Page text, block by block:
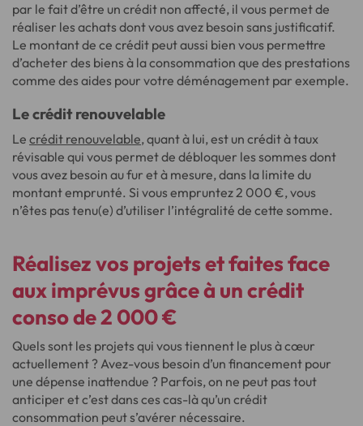
par le fait d’être un crédit non affecté, il vous permet de
réaliser les achats dont vous avez besoin sans justificatif.
Le montant de ce crédit peut aussi bien vous permettre
d’acheter des biens à la consommation que des prestations
comme des aides pour votre déménagement par exemple.
Le crédit renouvelable
Le crédit renouvelable, quant à lui, est un crédit à taux
révisable qui vous permet de débloquer les sommes dont
vous avez besoin au fur et à mesure, dans la limite du
montant emprunté. Si vous empruntez 2 000 €, vous
n’êtes pas tenu(e) d’utiliser l’intégralité de cette somme.
Réalisez vos projets et faites face
aux imprévus grâce à un crédit
conso de 2 000 €
Quels sont les projets qui vous tiennent le plus à cœur
actuellement ? Avez-vous besoin d’un financement pour
une dépense inattendue ? Parfois, on ne peut pas tout
anticiper et c’est dans ces cas-là qu’un crédit
consommation peut s’avérer nécessaire.